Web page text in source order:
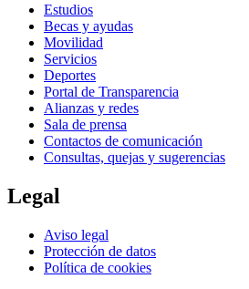
Estudios
Becas y ayudas
Movilidad
Servicios
Deportes
Portal de Transparencia
Alianzas y redes
Sala de prensa
Contactos de comunicación
Consultas, quejas y sugerencias
Legal
Aviso legal
Protección de datos
Política de cookies